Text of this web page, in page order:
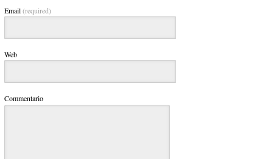
Email(required)
Web
Commentario